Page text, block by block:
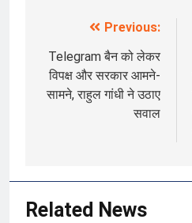
navigation
Previous:
Telegram बैन को लेकर
विपक्ष और सरकार आमने-
सामने, राहुल गांधी ने उठाए
सवाल
Related News